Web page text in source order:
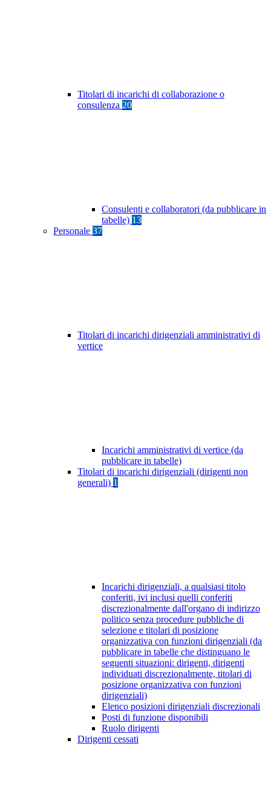
Titolari di incarichi di collaborazione o
consulenza 20
Consulenti e collaboratori (da pubblicare in
tabelle) 13
Personale 37
Titolari di incarichi dirigenziali amministrativi di
vertice
Incarichi amministrativi di vertice (da
pubblicare in tabelle)
Titolari di incarichi dirigenziali (dirigenti non
generali) 1
Incarichi dirigenziali, a qualsiasi titolo
conferiti, ivi inclusi quelli conferiti
discrezionalmente dall'organo di indirizzo
politico senza procedure pubbliche di
selezione e titolari di posizione
organizzativa con funzioni dirigenziali (da
pubblicare in tabelle che distinguano le
seguenti situazioni: dirigenti, dirigenti
individuati discrezionalmente, titolari di
posizione organizzativa con funzioni
dirigenziali)
Elenco posizioni dirigenziali discrezionali
Posti di funzione disponibili
Ruolo dirigenti
Dirigenti cessati